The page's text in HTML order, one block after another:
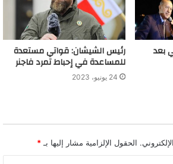
بعد رئيس الشيشان: قواتي مستعدة
للمساعدة في إحباط تمرد فاجنر
24 يونيو، 2023
الحقول الإلزامية مشار إليها بـ *